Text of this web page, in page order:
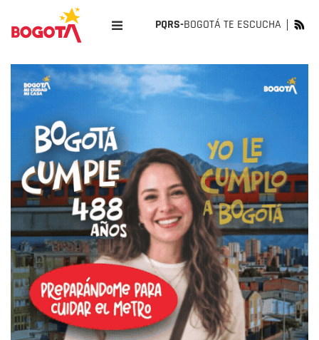
PQRS-BOGOTÁ TE ESCUCHA